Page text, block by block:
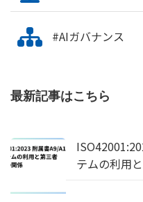
#AIガバナンス
最新記事はこちら
テムの利用